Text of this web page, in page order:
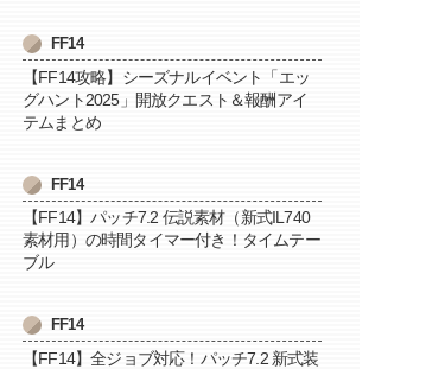
FF14
【FF14攻略】シーズナルイベント「エッ
グハント2025」開放クエスト＆報酬アイ
テムまとめ
FF14
【FF14】パッチ7.2 伝説素材（新式IL740
素材用）の時間タイマー付き！タイムテー
ブル
FF14
【FF14】全ジョブ対応！パッチ7.2 新式装